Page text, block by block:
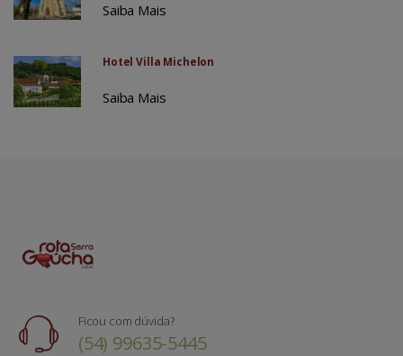
Saiba Mais
Hotel Villa Michelon
Saiba Mais
Ficou com dúvida?
(54) 99635-5445